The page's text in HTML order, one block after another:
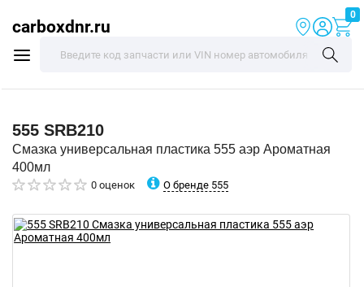
carboxdnr.ru
0
555 SRB210
Смазка универсальная пластика 555 аэр Ароматная
400мл
0 оценок О бренде 555